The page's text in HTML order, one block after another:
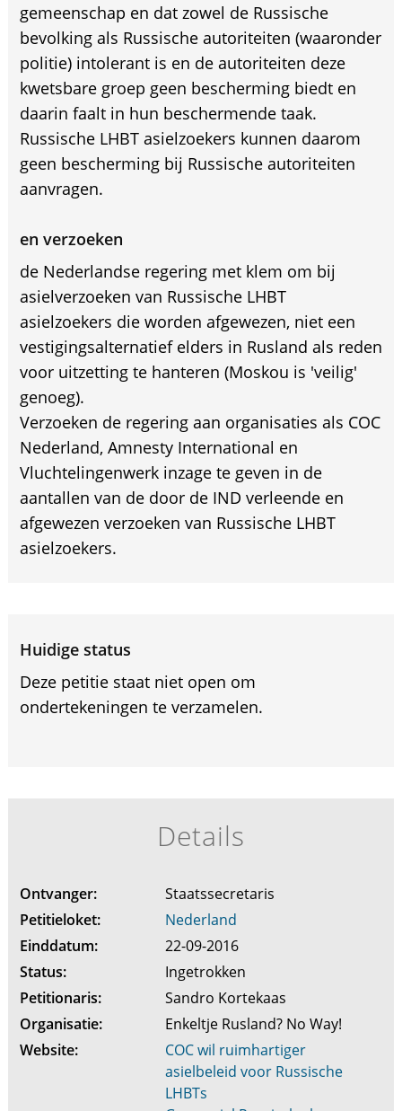
gemeenschap en dat zowel de Russische
bevolking als Russische autoriteiten (waaronder
politie) intolerant is en de autoriteiten deze
kwetsbare groep geen bescherming biedt en
daarin faalt in hun beschermende taak.
Russische LHBT asielzoekers kunnen daarom
geen bescherming bij Russische autoriteiten
aanvragen.
en verzoeken
de Nederlandse regering met klem om bij
asielverzoeken van Russische LHBT
asielzoekers die worden afgewezen, niet een
vestigingsalternatief elders in Rusland als reden
voor uitzetting te hanteren (Moskou is 'veilig'
genoeg).
Verzoeken de regering aan organisaties als COC
Nederland, Amnesty International en
Vluchtelingenwerk inzage te geven in de
aantallen van de door de IND verleende en
afgewezen verzoeken van Russische LHBT
asielzoekers.
Huidige status
Deze petitie staat niet open om
ondertekeningen te verzamelen.
Details
Ontvanger:
Staatssecretaris
Petitieloket:
Nederland
Einddatum:
22-09-2016
Status:
Ingetrokken
Petitionaris:
Sandro Kortekaas
Organisatie:
Enkeltje Rusland? No Way!
Website:
COC wil ruimhartiger
asielbeleid voor Russische
LHBTs